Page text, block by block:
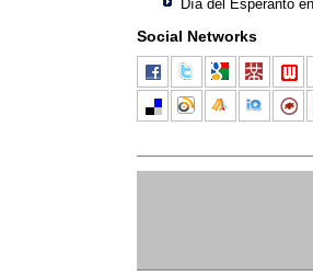
Día del Esperanto
Social Networks